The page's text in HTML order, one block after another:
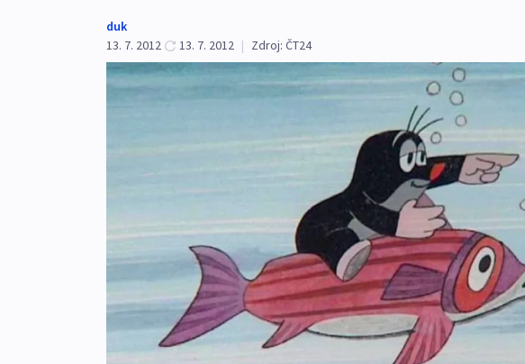
duk
13. 7. 2012
13. 7. 2012 | Zdroj: ČT24